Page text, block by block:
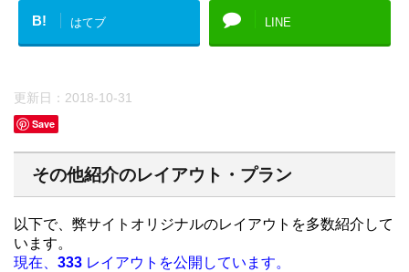
B! はてブ LINE
更新日： 2018-10-31
Save
その他紹介のレイアウト・プラン
以下で、弊サイトオリジナルのレイアウトを多数紹介して
います。
現在、 333 レイアウトを公開しています。